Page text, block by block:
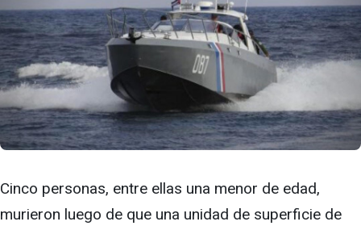
Cinco personas, entre ellas una menor de edad,
murieron luego de que una unidad de superficie de